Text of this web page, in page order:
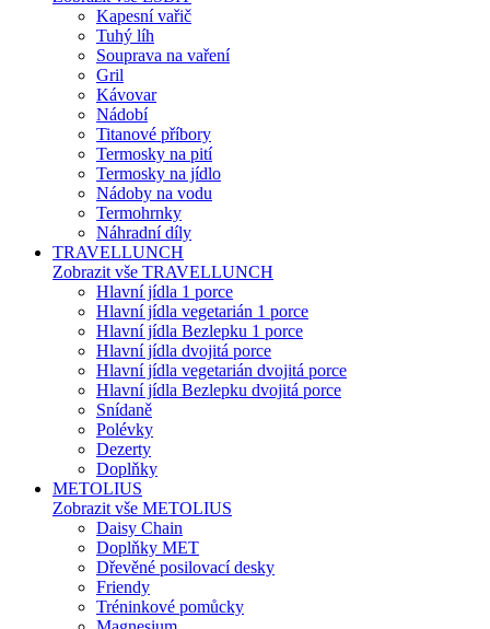
Kapesní vařič
Tuhý líh
Souprava na vaření
Gril
Kávovar
Nádobí
Titanové příbory
Termosky na pití
Termosky na jídlo
Nádoby na vodu
Termohrnky
Náhradní díly
TRAVELLUNCH
Zobrazit vše TRAVELLUNCH
Hlavní jídla 1 porce
Hlavní jídla vegetarián 1 porce
Hlavní jídla Bezlepku 1 porce
Hlavní jídla dvojitá porce
Hlavní jídla vegetarián dvojitá porce
Hlavní jídla Bezlepku dvojitá porce
Snídaně
Polévky
Dezerty
Doplňky
METOLIUS
Zobrazit vše METOLIUS
Daisy Chain
Doplňky MET
Dřevěné posilovací desky
Friendy
Tréninkové pomůcky